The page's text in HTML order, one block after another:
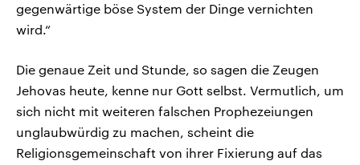
gegenwärtige böse System der Dinge vernichten
wird.“
Die genaue Zeit und Stunde, so sagen die Zeugen
Jehovas heute, kenne nur Gott selbst. Vermutlich, um
sich nicht mit weiteren falschen Prophezeiungen
unglaubwürdig zu machen, scheint die
Religionsgemeinschaft von ihrer Fixierung auf das